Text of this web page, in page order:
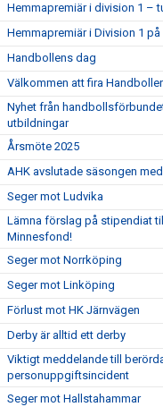
Hemmapremiär i division 1 –
Hemmapremiär i Division 1
Handbollens dag
Välkommen att fira
Nyhet från
utbildningar
Årsmöte 2025
AHK avslutade säsongen
Seger mot Ludvika
Lämna förslag på stipendiat
Minnesfond!
Seger mot Norrköping
Seger mot Linköping
Förlust mot HK Järnvägen
Derby är alltid ett derby
Viktigt meddelande till
personuppgiftsincident
Seger mot Hallstahammar